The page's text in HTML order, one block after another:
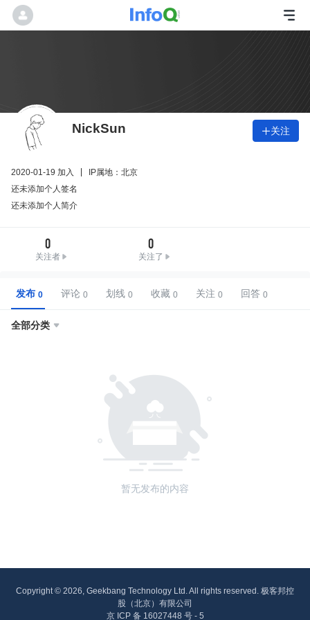
NickSun 关注
2020-01-19 加入
IP属地：北京
还未添加个人签名
还未添加个人简介
0
关注者
0
关注了
发布 评论 划线 收藏 关注 回答
全部分类 
暂无发布的内容
Copyright © 2026, Geekbang Technology Ltd. All rights reserved. 极客邦控
股（北京）有限公司
京 ICP 备 16027448 号 - 5